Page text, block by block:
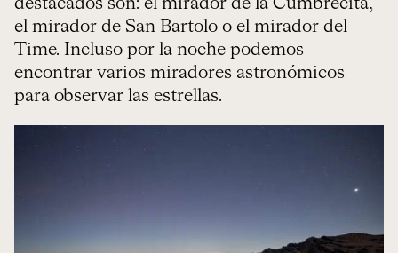
destacados son: el mirador de la Cumbrecita,
el mirador de San Bartolo o el mirador del
Time. Incluso por la noche podemos
encontrar varios miradores astronómicos
para observar las estrellas.